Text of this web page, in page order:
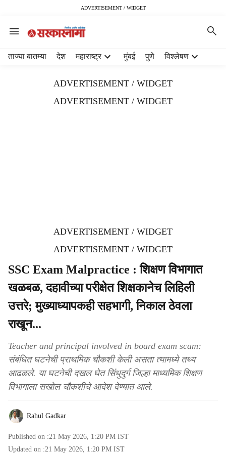
ADVERTISEMENT / WIDGET
ताज्या बातम्या देश महाराष्ट्र मुंबई पुणे विश्लेषण
ADVERTISEMENT / WIDGET
ADVERTISEMENT / WIDGET
ADVERTISEMENT / WIDGET
ADVERTISEMENT / WIDGET
SSC Exam Malpractice : शिक्षण विभागात
खळबळ, दहावीच्या परीक्षेत शिक्षकानेच लिहिली
उत्तरे; मुख्याध्यापकही सहभागी, निकाल ठेवला
राखून...
Teacher and principal involved in board exam scam:
संबंधित घटनेची प्राथमिक चौकशी केली असता त्यामध्ये तथ्य
आढळले. या घटनेची दखल घेत सिंधुदुर्ग जिल्हा माध्यमिक शिक्षण
विभागाला सखोल चौकशीचे आदेश देण्यात आले.
Rahul Gadkar
Published on :21 May 2026, 1:20 PM IST
Updated on :21 May 2026, 1:20 PM IST